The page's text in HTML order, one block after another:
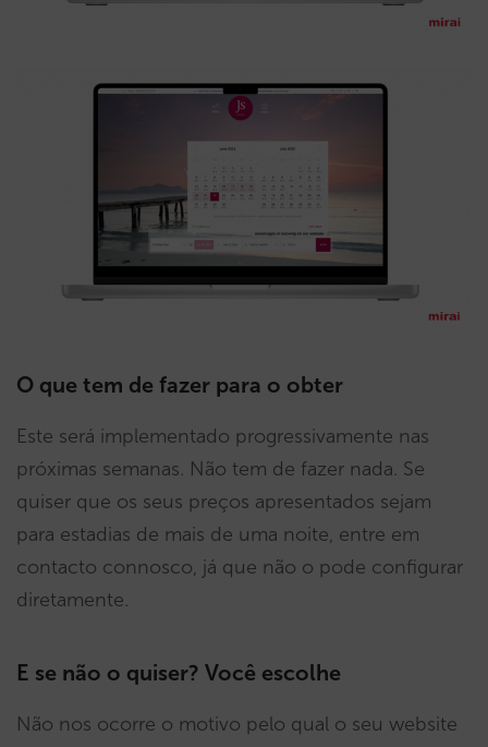
O que tem de fazer para o obter
Este será implementado progressivamente nas
próximas semanas. Não tem de fazer nada. Se
quiser que os seus preços apresentados sejam
para estadias de mais de uma noite, entre em
contacto connosco, já que não o pode configurar
diretamente.
E se não o quiser? Você escolhe
Não nos ocorre o motivo pelo qual o seu website